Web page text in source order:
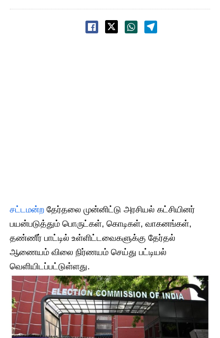
சட்டமன்ற தேர்தலை முன்னிட்டு அரசியல் கட்சியினர்
பயன்படுத்தும் பொருட்கள், கொடிகள், வாகனங்கள்,
தண்ணீர் பாட்டில் உள்ளிட்டவைகளுக்கு தேர்தல்
ஆணையம் விலை நிர்ணயம் செய்து பட்டியல்
வெளியிடப்பட்டுள்ளது.